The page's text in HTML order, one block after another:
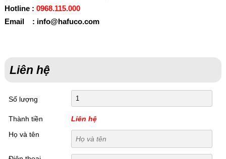
Hotline : 0968.115.000
Email : info@hafuco.com
Liên hệ
Số lượng
Thành tiền
Liên hệ
Họ và tên